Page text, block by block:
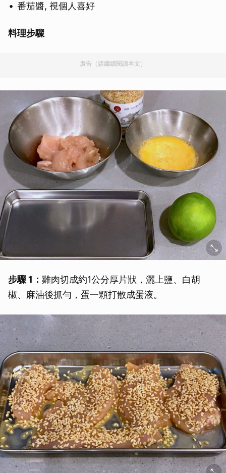
番茄醬, 視個人喜好
料理步驟
廣告（請繼續閱讀本文）
步驟 1： 雞肉切成約1公分厚片狀，灑上鹽、白胡
椒、麻油後抓勻，蛋一顆打散成蛋液。